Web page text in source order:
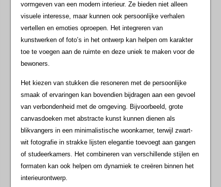
vormgeven van een modern interieur. Ze bieden niet alleen
visuele interesse, maar kunnen ook persoonlijke verhalen
vertellen en emoties oproepen. Het integreren van
kunstwerken of foto’s in het ontwerp kan helpen om karakter
toe te voegen aan de ruimte en deze uniek te maken voor de
bewoners.
Het kiezen van stukken die resoneren met de persoonlijke
smaak of ervaringen kan bovendien bijdragen aan een gevoel
van verbondenheid met de omgeving. Bijvoorbeeld, grote
canvasdoeken met abstracte kunst kunnen dienen als
blikvangers in een minimalistische woonkamer, terwijl zwart-
wit fotografie in strakke lijsten elegantie toevoegt aan gangen
of studeerkamers. Het combineren van verschillende stijlen en
formaten kan ook helpen om dynamiek te creëren binnen het
interieurontwerp.